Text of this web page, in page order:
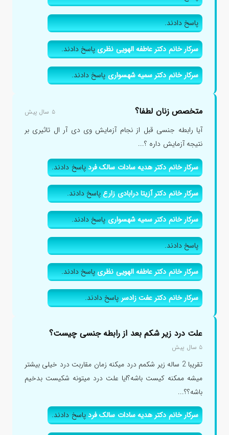
پاسخ دادند.
سرکار خانم دکتر عاطفه الهویی نظریپاسخ دادند.
سرکار خانم دکتر سمیه شهسواریپاسخ دادند.
متخصص زنان لطفا؟ ۵ سال پیش
آیا رابطه جنسی قبل از نجام آزمایش وی دی آر ال تاثیری بر
نتیجه آزمایش داره ؟...
سرکار خانم دکتر هدیه سادات سالک فردپاسخ دادند.
سرکار خانم دکتر آزیتا درابادی زارعپاسخ دادند.
سرکار خانم دکتر سمیه شهسواریپاسخ دادند.
پاسخ دادند.
سرکار خانم دکتر عاطفه الهویی نظریپاسخ دادند.
سرکار خانم دکتر عفت زادسرپاسخ دادند.
علت درد زیر شکم بعد از رابطه جنسی چیست؟
۵ سال پیش
تقریبا 2 ساله زیر شکمم درد میکنه زمان مقاربت درد خیلی بیشتر
میشه ممکنه کیست باشه؟ایا علت درد میتونه شکیست بدخیم
باشه؟؟...
سرکار خانم دکتر هدیه سادات سالک فردپاسخ دادند.